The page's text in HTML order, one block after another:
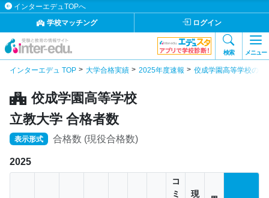
インターエデュTOPへ
学校マッチング
ログイン
検索 メニュー
インターエデュ TOP 大学合格実績 2025年度速報 佼成学園高等学校の合
佼成学園高等学校
立教大学 合格者数
表示形式 合格数 (現役合格数)
2025
コ
ミ
現